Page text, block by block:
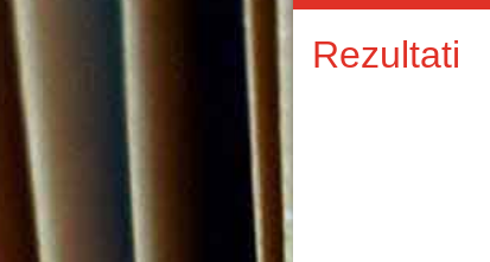
Rezultati